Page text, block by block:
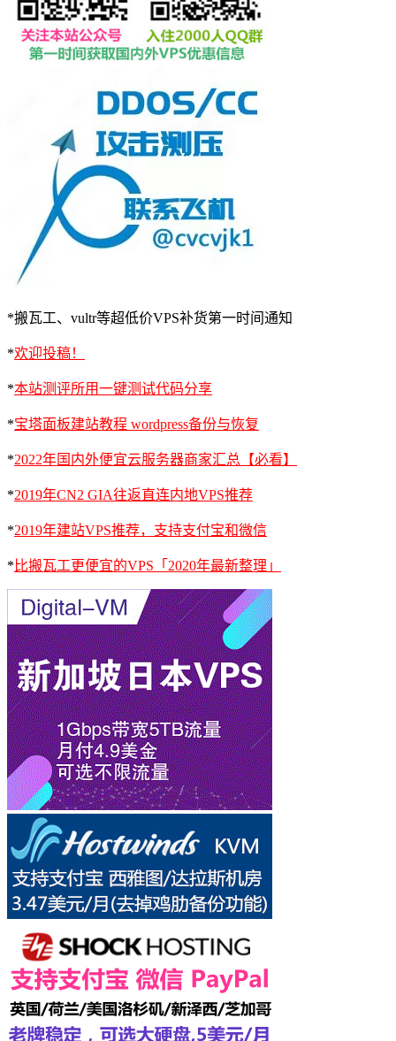
*搬瓦工、vultr等超低价VPS补货第一时间通知
*欢迎投稿！
*本站测评所用一键测试代码分享
*宝塔面板建站教程 wordpress备份与恢复
*2022年国内外便宜云服务器商家汇总【必看】
*2019年CN2 GIA往返直连内地VPS推荐
*2019年建站VPS推荐，支持支付宝和微信
* 比搬瓦工更便宜的VPS「2020年最新整理」